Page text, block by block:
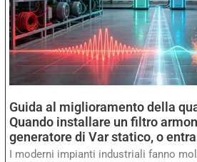
Guida al miglioramento della
Quando installare un filtro
generatore di Var statico, o
I moderni impianti industriali fanno